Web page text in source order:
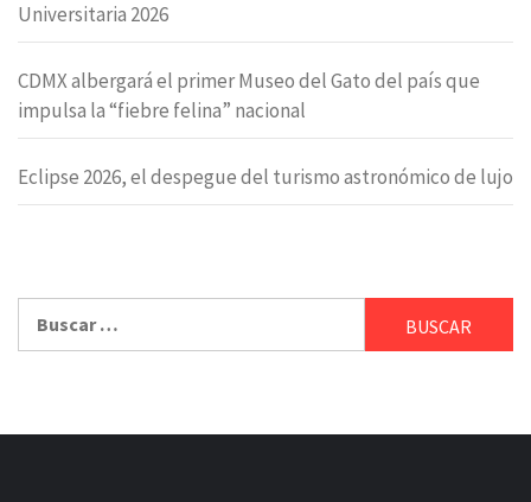
Universitaria 2026
CDMX albergará el primer Museo del Gato del país que
impulsa la “fiebre felina” nacional
Eclipse 2026, el despegue del turismo astronómico de lujo